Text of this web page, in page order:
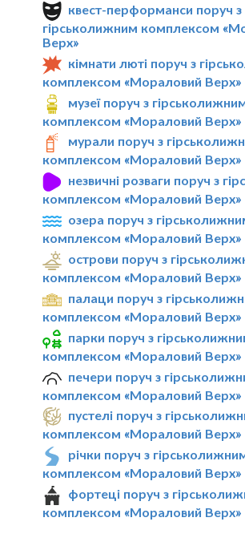
квест-перформанси поруч з
гірськолижним комплексом
Верх»
кімнати люті поруч з
комплексом «Мораловий Верх»
музеї поруч з
комплексом «Мораловий Верх»
мурали поруч з
комплексом «Мораловий Верх»
незвичні розваги поруч з
комплексом «Мораловий Верх»
озера поруч з
комплексом «Мораловий Верх»
острови поруч з
комплексом «Мораловий Верх»
палаци поруч з
комплексом «Мораловий Верх»
парки поруч з
комплексом «Мораловий Верх»
печери поруч з
комплексом «Мораловий Верх»
пустелі поруч з
комплексом «Мораловий Верх»
річки поруч з
комплексом «Мораловий Верх»
фортеці поруч з
комплексом «Мораловий Верх»